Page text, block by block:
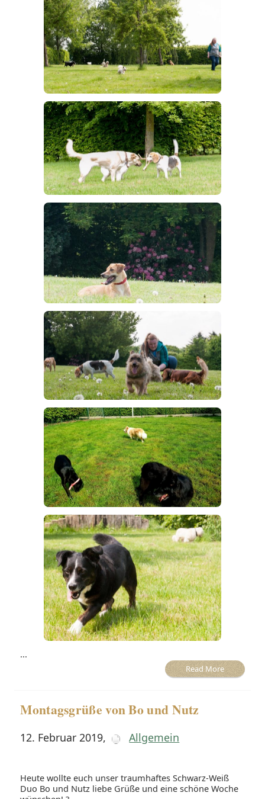
...
Read More
Montagsgrüße von Bo und Nutz
12. Februar 2019, Allgemein
Heute wollte euch unser traumhaftes Schwarz-Weiß
Duo Bo und Nutz liebe Grüße und eine schöne Woche